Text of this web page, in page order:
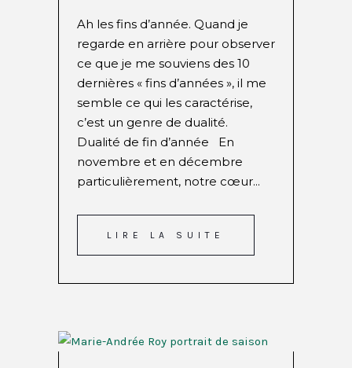
Ah les fins d’année. Quand je
regarde en arrière pour observer
ce que je me souviens des 10
dernières « fins d’années », il me
semble ce qui les caractérise,
c’est un genre de dualité.
Dualité de fin d’année En
novembre et en décembre
particulièrement, notre cœur...
LIRE LA SUITE